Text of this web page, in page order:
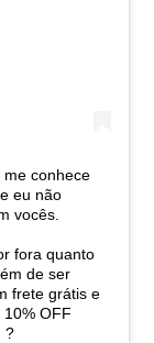
conhece
eu não
vocês.
fora quanto
de ser
frete grátis e
OFF
?